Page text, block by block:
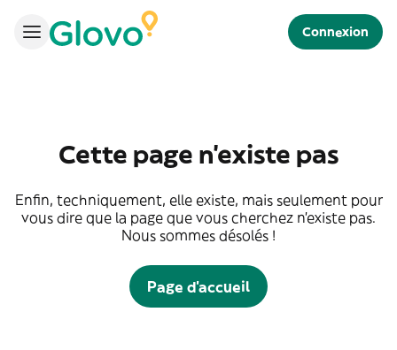
Connexion
Cette page n'existe pas
Enfin, techniquement, elle existe, mais seulement pour
vous dire que la page que vous cherchez n'existe pas.
Nous sommes désolés !
Page d'accueil